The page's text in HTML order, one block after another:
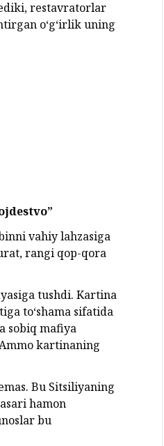
restavratorlar
o‘g‘irlik uning
vahiy lahzasiga
rangi qop-qora
tushdi. Kartina
to‘shama sifatida
sobiq mafiya
kartinaning
Bu Sitsiliyaning
hamon
bu